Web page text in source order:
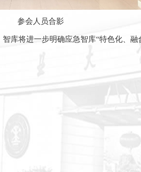
参会人员合影
库将进一步明确应急智库“特色化、